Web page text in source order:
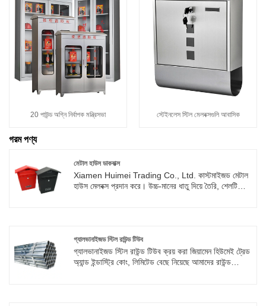
20 পাউন্ড অগ্নি নির্বাপক মন্ত্রিসভা স্টেইনলেস স্টিল মেলবক্সগুলি আবাসিক
গরম পণ্য
মেটাল হাউস ডাকবাক্স
Xiamen Huimei Trading Co., Ltd. কাস্টমাইজড মেটাল
হাউস মেলবক্স প্রদান করে। উচ্চ-মানের ধাতু দিয়ে তৈরি, শেলটি
গ্যালভানাইজড স্টিল রাউন্ড টিউব
গ্যালভানাইজড স্টিল রাউন্ড টিউব ক্রয় করা জিয়ামেন হিউমেই ট্রেড
অ্যান্ড ইন্ডাস্ট্রি কোং, লিমিটেড বেছে নিয়েছে আমাদের রাউন্ড